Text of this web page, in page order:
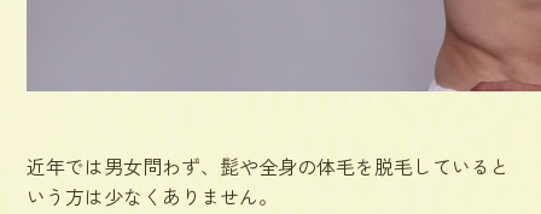
近年では男女問わず、髭や全身の体毛を脱毛していると
いう方は少なくありません。